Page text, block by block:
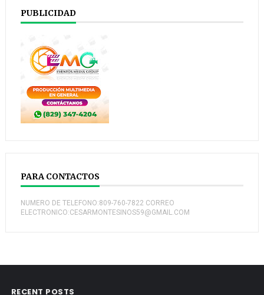
PUBLICIDAD
PARA CONTACTOS
NUMERO DE TELEFONO:809-760-7822 CORREO
ELECTRONICO:CESARMONTESINOS59@GMAIL.COM
RECENT POSTS